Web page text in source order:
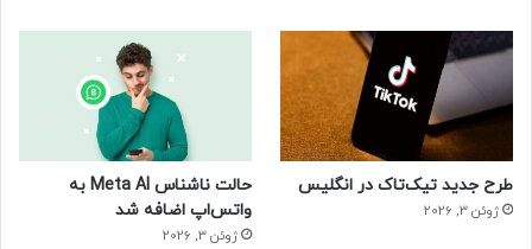
طرح جدید تیک‌تاک در انگلیس
ژوئن 3, 2026
حالت ناشناس Meta AI به
واتس‌اپ اضافه شد
ژوئن 3, 2026